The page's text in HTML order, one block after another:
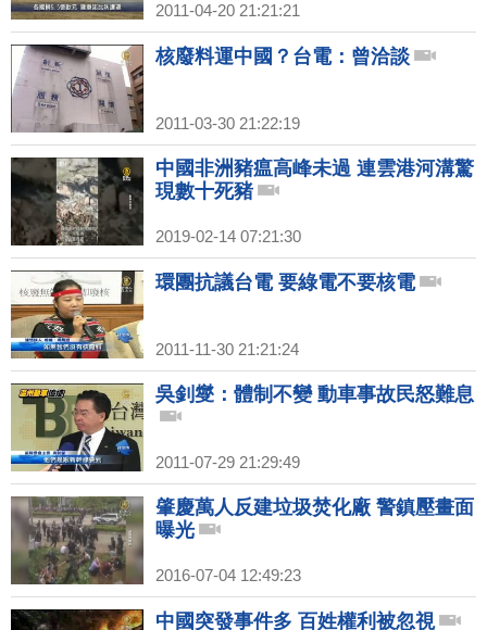
2011-04-20 21:21:21
核廢料運中國？台電：曾洽談
2011-03-30 21:22:19
中國非洲豬瘟高峰未過 連雲港河溝驚
現數十死豬
2019-02-14 07:21:30
環團抗議台電 要綠電不要核電
2011-11-30 21:21:24
吳釗燮：體制不變 動車事故民怒難息
2011-07-29 21:29:49
肇慶萬人反建垃圾焚化廠 警鎮壓畫面
曝光
2016-07-04 12:49:23
中國突發事件多 百姓權利被忽視